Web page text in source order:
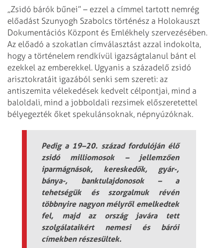
„Zsidó bárók bűnei” – ezzel a címmel tartott nemrég
előadást Szunyogh Szabolcs történész a Holokauszt
Dokumentációs Központ és Emlékhely szervezésében.
Az előadó a szokatlan címválasztást azzal indokolta,
hogy a történelem rendkívül igazságtalanul bánt el
ezekkel az emberekkel. Ugyanis a századelő zsidó
arisztokratáit igazából senki sem szereti: az
antiszemita vélekedések kedvelt célpontjai, mind a
baloldali, mind a jobboldali rezsimek előszeretettel
bélyegezték őket spekulánsoknak, népnyúzóknak.
Pedig a 19–20. század fordulóján élő
zsidó milliomosok – jellemzően
iparmágnások, kereskedők, gyár-,
bánya-, banktulajdonosok – a
tehetségük és szorgalmuk révén
többnyire nagyon mélyről emelkedtek
fel, majd az ország javára tett
szolgálataikért nemesi és bárói
címekben részesültek.